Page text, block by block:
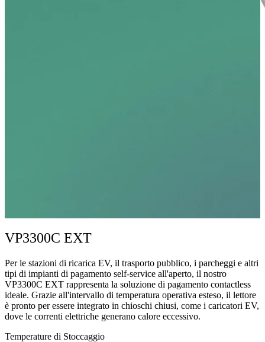
VP3300C EXT
Per le stazioni di ricarica EV, il trasporto pubblico, i parcheggi e altri
tipi di impianti di pagamento self-service all'aperto, il nostro
VP3300C EXT rappresenta la soluzione di pagamento contactless
ideale. Grazie all'intervallo di temperatura operativa esteso, il lettore
è pronto per essere integrato in chioschi chiusi, come i caricatori EV,
dove le correnti elettriche generano calore eccessivo.
Temperature di Stoccaggio